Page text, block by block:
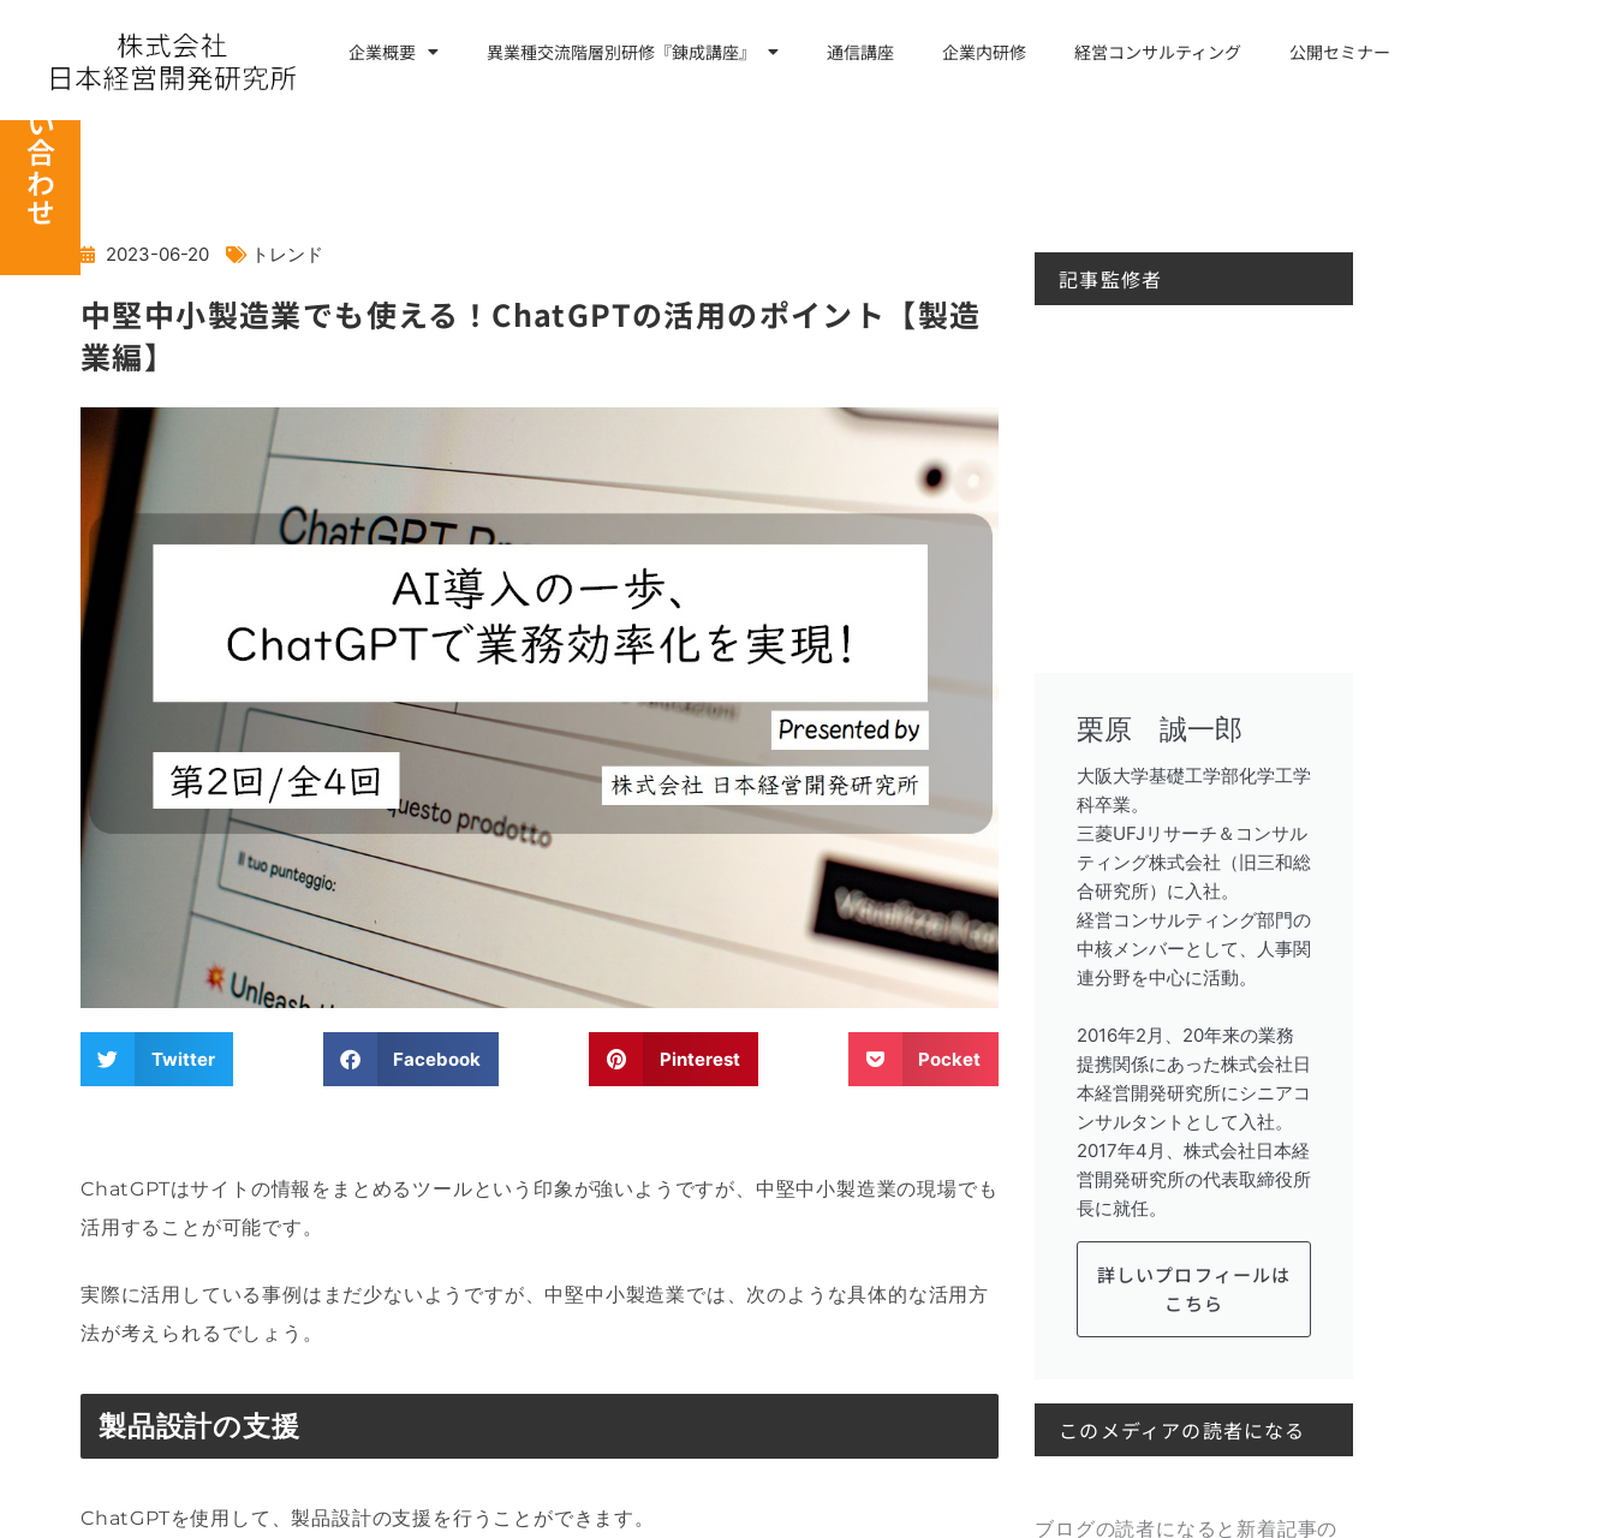
キ
企業概要 異業種交流階層別研修『錬成講座』 通信講座 企業内研修 経営コンサルティング 公開セミナー
お問い合わせ
2023-06-20 トレンド
中堅中小製造業でも使える！ChatGPTの活用のポイント【製造
業編】
Twitter Facebook Pinterest Pocket
ChatGPTはサイトの情報をまとめるツールという印象が強いようですが、中堅中小製造業の現場でも
活用することが可能です。
実際に活用している事例はまだ少ないようですが、中堅中小製造業では、次のような具体的な活用方
法が考えられるでしょう。
製品設計の支援
ChatGPTを使用して、製品設計の支援を行うことができます。
記事監修者
栗原 誠一郎
大阪大学基礎工学部化学工学
科卒業。
三菱UFJリサーチ＆コンサル
ティング株式会社（旧三和総
合研究所）に入社。
経営コンサルティング部門の
中核メンバーとして、人事関
連分野を中心に活動。
2016年2月、20年来の業務
提携関係にあった株式会社日
本経営開発研究所にシニアコ
ンサルタントとして入社。
2017年4月、株式会社日本経
営開発研究所の代表取締役所
長に就任。
詳しいプロフィールは
こちら
このメディアの読者になる
ブログの読者になると新着記事の